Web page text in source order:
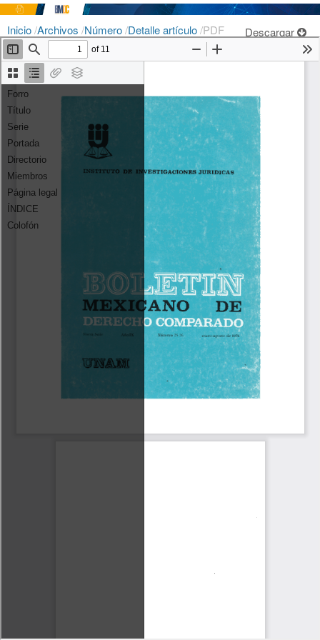
Inicio/Archivos /Número/Detalle artículo/PDF Descargar